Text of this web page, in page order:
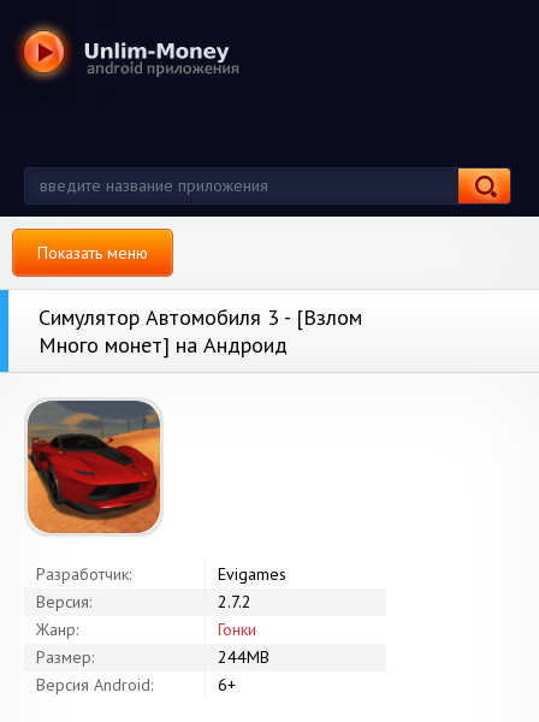
Показать меню
Симулятор Автомобиля 3 - [Взлом
Много монет] на Андроид
Разработчик:
Evigames
Версия:
2.7.2
Жанр:
Гонки
Размер:
244MB
Версия Android:
6+